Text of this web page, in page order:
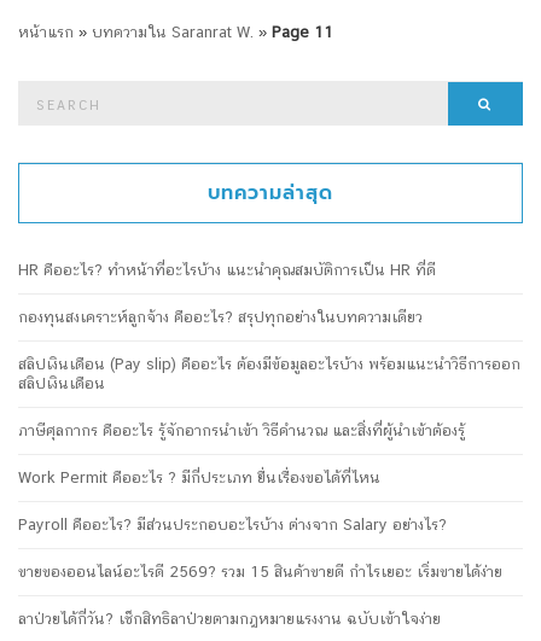
หน้าแรก » บทความใน Saranrat W. » Page 11
บทความล่าสุด
HR คืออะไร? ทำหน้าที่อะไรบ้าง แนะนำคุณสมบัติการเป็น HR ที่ดี
กองทุนสงเคราะห์ลูกจ้าง คืออะไร? สรุปทุกอย่างในบทความเดียว
สลิปเงินเดือน (Pay slip) คืออะไร ต้องมีข้อมูลอะไรบ้าง พร้อมแนะนำวิธีการออก
สลิปเงินเดือน
ภาษีศุลกากร คืออะไร รู้จักอากรนำเข้า วิธีคำนวณ และสิ่งที่ผู้นำเข้าต้องรู้
Work Permit คืออะไร ? มีกี่ประเภท ยื่นเรื่องขอได้ที่ไหน
Payroll คืออะไร? มีส่วนประกอบอะไรบ้าง ต่างจาก Salary อย่างไร?
ขายของออนไลน์อะไรดี 2569? รวม 15 สินค้าขายดี กำไรเยอะ เริ่มขายได้ง่าย
ลาป่วยได้กี่วัน? เช็กสิทธิลาป่วยตามกฎหมายแรงงาน ฉบับเข้าใจง่าย